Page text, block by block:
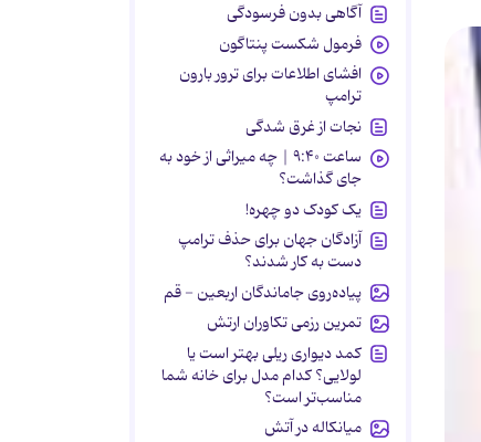
آگاهی بدون فرسودگی
فرمول شکست پنتاگون
افشای اطلاعات برای ترور بارون
ترامپ
نجات از غرق شدگی
ساعت ۹:۴۰ | چه میراثی از خود به
جای گذاشت؟
یک کودک دو چهره!
آزادگان جهان برای حذف ترامپ
دست به کار شدند؟
پیاده‌روی جاماندگان اربعین - قم
تمرین رزمی تکاوران ارتش
کمد دیواری ریلی بهتر است یا
لولایی؟ کدام مدل برای خانه شما
مناسب‌تر است؟
میانکاله در آتش